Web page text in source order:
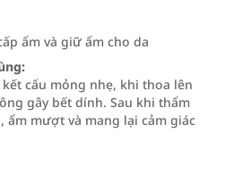
ẩm và giữ ẩm cho da
cấu mỏng nhẹ, khi thoa lên
gây bết dính. Sau khi thẩm
ẩm mượt và mang lại cảm giác